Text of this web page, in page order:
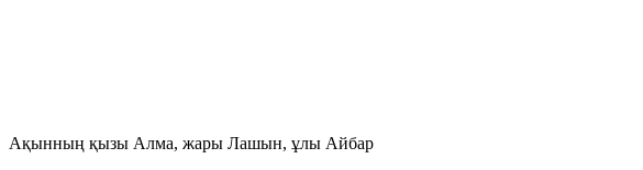
Ақынның қызы Алма, жары Лашын, ұлы Айбар